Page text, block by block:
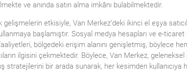
ve anında satın alma imkânı bulabilmektedir.
gelişmelerin etkisiyle, Van Merkez’deki ikinci el eşya
başlamıştır. Sosyal medya hesapları ve e-ticaret
bölgedeki erişim alanını genişletmiş, böylece
ilgisini çekmektedir. Böylece, Van Merkez,
stratejilerini bir arada sunarak, her kesimden kullanıcıya